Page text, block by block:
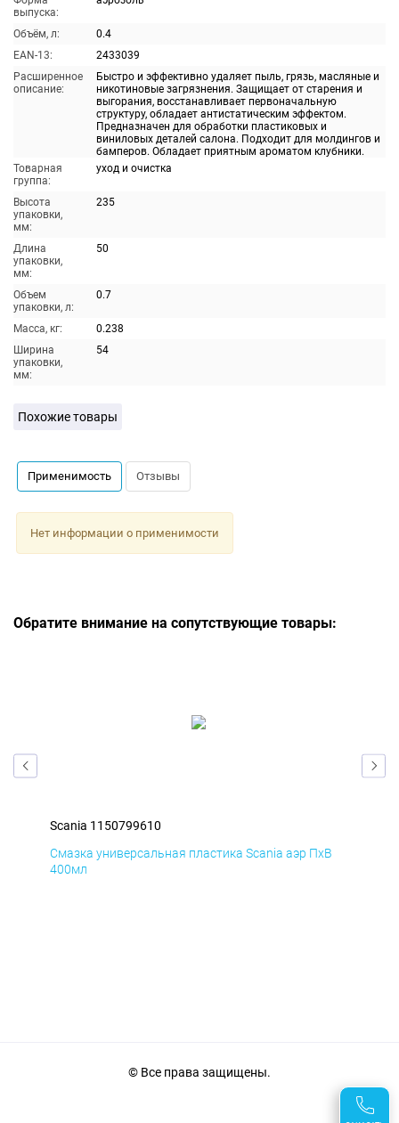
выпуска:
Объём, л:
0.4
EAN-13:
2433039
Расширенное
описание:
Быстро и эффективно удаляет пыль, грязь, масляные и
никотиновые загрязнения. Защищает от старения и
выгорания, восстанавливает первоначальную
структуру, обладает антистатическим эффектом.
Предназначен для обработки пластиковых и
виниловых деталей салона. Подходит для молдингов и
бамперов. Обладает приятным ароматом клубники.
Товарная
группа:
уход и очистка
Высота
упаковки,
мм:
235
Длина
упаковки,
мм:
50
Объем
упаковки, л:
0.7
Масса, кг:
0.238
Ширина
упаковки,
мм:
54
Похожие товары
Применимость Отзывы
Нет информации о применимости
Обратите внимание на сопутствующие товары:
Scania 1150799610
Смазка универсальная пластика Scania аэр ПхВ
400мл
© Все права защищены.